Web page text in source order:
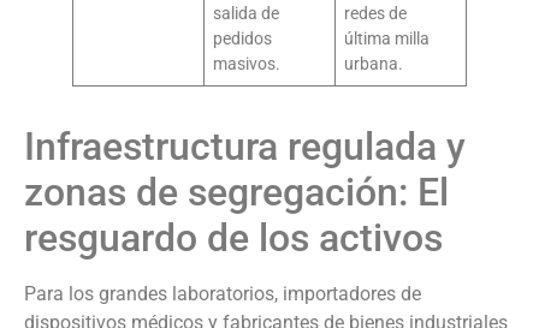
salida de
pedidos
masivos.
redes de
última milla
urbana.
Infraestructura regulada y
zonas de segregación: El
resguardo de los activos
Para los grandes laboratorios, importadores de
dispositivos médicos y fabricantes de bienes industriales